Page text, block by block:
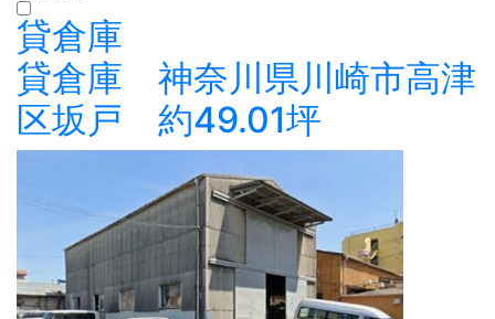
貸倉庫
貸倉庫 神奈川県川崎市高津
区坂戸 約49.01坪